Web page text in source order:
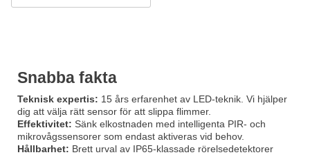
Snabba fakta
Teknisk expertis: 15 års erfarenhet av LED-teknik. Vi hjälper
dig att välja rätt sensor för att slippa flimmer.
Effektivitet: Sänk elkostnaden med intelligenta PIR- och
mikrovågssensorer som endast aktiveras vid behov.
Hållbarhet: Brett urval av IP65-klassade rörelsedetektorer